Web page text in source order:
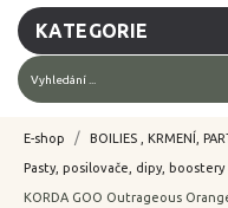
KATEGORIE
E-shop BOILIES , KRMENÍ,
Pasty, posilovače, dipy, boostery
KORDA GOO Outrageous